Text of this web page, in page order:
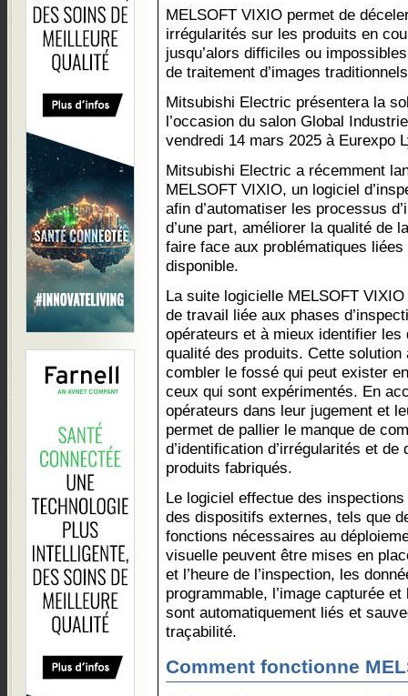
MELSOFT VIXIO permet de
irrégularités sur les produits en
jusqu’alors difficiles ou
de traitement d’images
Mitsubishi Electric présentera la
l’occasion du salon Global
vendredi 14 mars 2025 à Eurexpo
Mitsubishi Electric a récemment
MELSOFT VIXIO, un logiciel
afin d’automatiser les processus
d’une part, améliorer la qualité de
faire face aux problématiques
disponible.
La suite logicielle MELSOFT
de travail liée aux phases
opérateurs et à mieux identifier les
qualité des produits. Cette solution
combler le fossé qui peut exister
ceux qui sont expérimentés. En
opérateurs dans leur jugement et
permet de pallier le manque de
d’identification d’irrégularités et
produits fabriqués.
Le logiciel effectue des
des dispositifs externes, tels que
fonctions nécessaires au
visuelle peuvent être mises en
et l’heure de l’inspection, les
programmable, l’image capturée
sont automatiquement liés et
traçabilité.
Comment fonctionne